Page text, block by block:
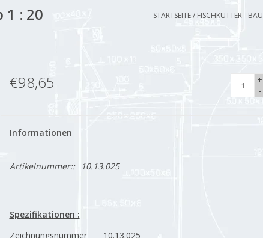
1 : 20
STARTSEITE/ FISCHKUTTER -
€98,65
+
-
Informationen
Artikelnummer:: 10.13.025
Spezifikationen :
Zeichnungsnummer
10.13.025